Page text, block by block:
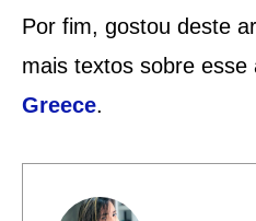
Por fim, gostou deste
mais textos sobre esse
Greece.